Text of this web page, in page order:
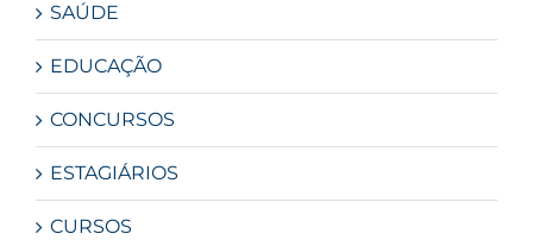
SAÚDE
EDUCAÇÃO
CONCURSOS
ESTAGIÁRIOS
CURSOS